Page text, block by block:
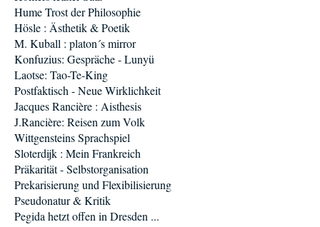
Hume Trost der Philosophie
Hösle : Ästhetik & Poetik
M. Kuball : platon´s mirror
Konfuzius: Gespräche - Lunyü
Laotse: Tao-Te-King
Postfaktisch - Neue Wirklichkeit
Jacques Rancière : Aisthesis
J.Rancière: Reisen zum Volk
Wittgensteins Sprachspiel
Sloterdijk : Mein Frankreich
Präkarität - Selbstorganisation
Prekarisierung und Flexibilisierung
Pseudonatur & Kritik
Pegida hetzt offen in Dresden ...